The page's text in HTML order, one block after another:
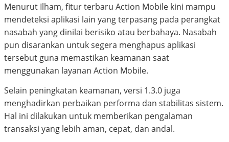
Menurut Ilham, fitur terbaru Action Mobile kini mampu
mendeteksi aplikasi lain yang terpasang pada perangkat
nasabah yang dinilai berisiko atau berbahaya. Nasabah
pun disarankan untuk segera menghapus aplikasi
tersebut guna memastikan keamanan saat
menggunakan layanan Action Mobile.
Selain peningkatan keamanan, versi 1.3.0 juga
menghadirkan perbaikan performa dan stabilitas sistem.
Hal ini dilakukan untuk memberikan pengalaman
transaksi yang lebih aman, cepat, dan andal.